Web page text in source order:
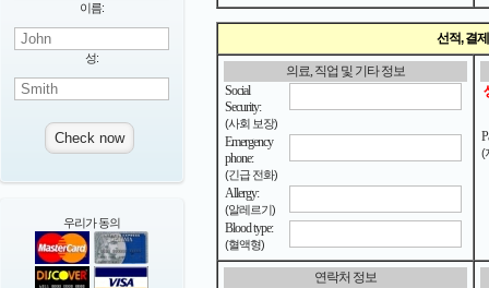
이름:
성:
우리가 동의
선적, 결
의료, 직업 및 기타 정보
Social
Security:
(사회 보장)
Emergency
phone:
(긴급 전화)
Allergy:
(알레르기)
Blood type:
(혈액형)
(
연락처 정보